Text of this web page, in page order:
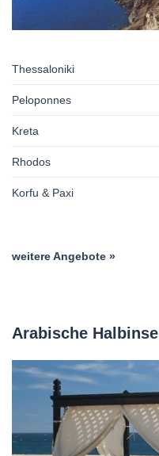
Thessaloniki
Peloponnes
Kreta
Rhodos
Korfu & Paxi
weitere Angebote »
Arabische Halbinsel